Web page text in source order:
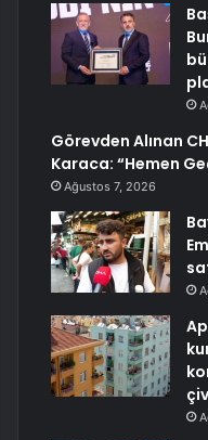
Görevden Alınan
Karaca: “Hemen
Ağustos 7, 2026